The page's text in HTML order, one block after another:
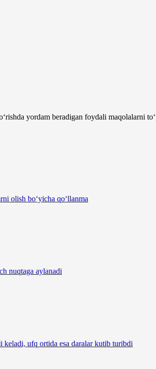
yordam beradigan foydali maqolalarni
olish bo‘yicha qo‘llanma
nuqtaga aylanadi
keladi, ufq ortida esa daralar kutib turibdi